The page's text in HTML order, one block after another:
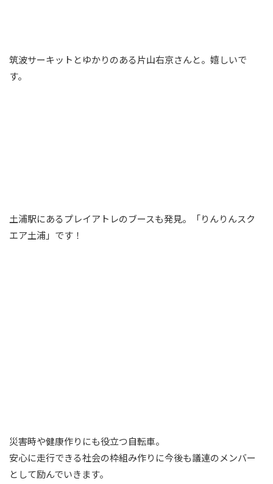
筑波サーキットとゆかりのある片山右京さんと。嬉しいで
す。
土浦駅にあるプレイアトレのブースも発見。「りんりんスク
エア土浦」です！
災害時や健康作りにも役立つ自転車。
安心に走行できる社会の枠組み作りに今後も議連のメンバー
として励んでいきます。